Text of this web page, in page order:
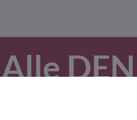
Alle